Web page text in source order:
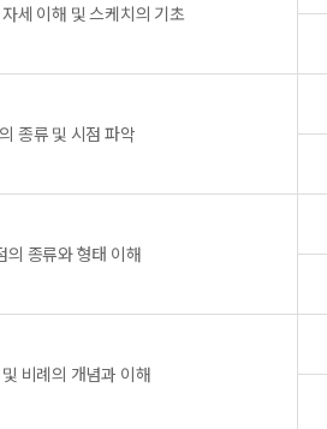
세 이해 및 스케치의 기초
종류 및 시점 파악
의 종류와 형태 이해
비례의 개념과 이해